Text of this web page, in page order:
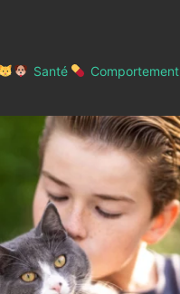
Santé Comportement